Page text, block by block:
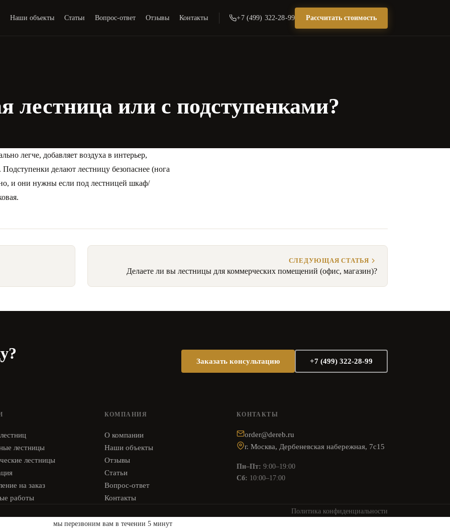
Наши объекты Статьи Вопрос-ответ Отзывы Контакты +7 (499) 322-28-99 Рассчитать стоимость
или с подступенками?
легче, добавляет воздуха в интерьер,
делают лестницу безопаснее (нога
и они нужны если под лестницей шкаф/
СЛЕДУЮЩАЯ СТАТЬЯ
Делаете ли вы лестницы для коммерческих помещений (офис, магазин)?
Заказать консультацию +7 (499) 322-28-99
лестницы
лестницы
на заказ
работы
КОМПАНИЯ
О компании
Наши объекты
Отзывы
Статьи
Вопрос-ответ
Контакты
КОНТАКТЫ
order@dereb.ru
г. Москва, Дербеневская набережная, 7с15
Пн–Пт: 9:00–19:00
Сб: 10:00–17:00
Политика конфиденциальности
мы перезвоним вам в течении 5 минут